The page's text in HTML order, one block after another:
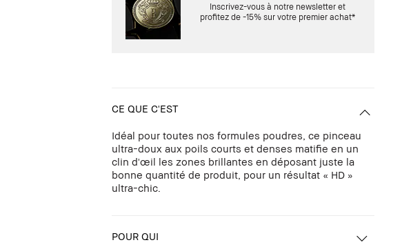
Inscrivez-vous à notre newsletter et
profitez de -15% sur votre premier achat*
CE QUE C'EST
Idéal pour toutes nos formules poudres, ce pinceau
ultra-doux aux poils courts et denses matifie en un
clin d'œil les zones brillantes en déposant juste la
bonne quantité de produit, pour un résultat « HD »
ultra-chic.
POUR QUI